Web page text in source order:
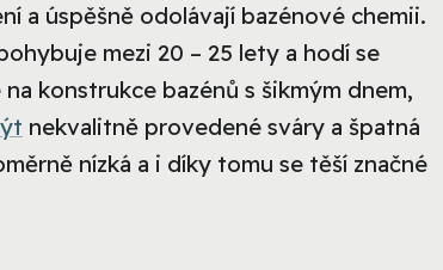
a úspěšně odolávají bazénové chemii.
mezi 20 – 25 lety a hodí se
konstrukce bazénů s šikmým dnem,
nekvalitně provedené sváry a špatná
nízká a i díky tomu se těší značné